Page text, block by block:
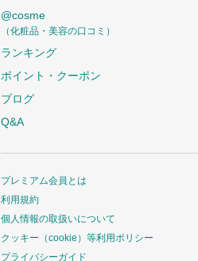
@cosme
（化粧品・美容の口コミ）
ランキング
ポイント・クーポン
ブログ
Q&A
プレミアム会員とは
利用規約
個人情報の取扱いについて
クッキー（cookie）等利用ポリシー
プライバシーガイド